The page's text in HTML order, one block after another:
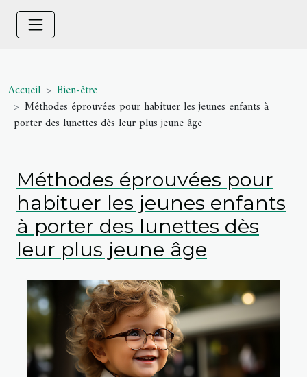
Accueil
Bien-être
Méthodes éprouvées pour habituer les jeunes enfants à
porter des lunettes dès leur plus jeune âge
Méthodes éprouvées pour
habituer les jeunes enfants
à porter des lunettes dès
leur plus jeune âge